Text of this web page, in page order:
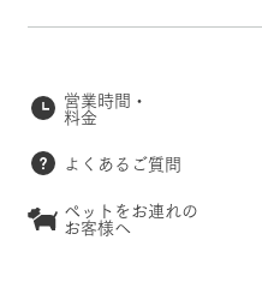
営業時間・
料金
よくあるご質問
ペットをお連れの
お客様へ